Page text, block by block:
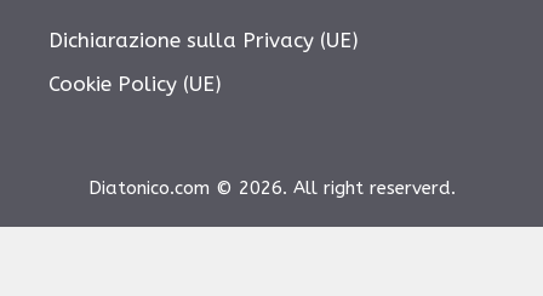
Dichiarazione sulla Privacy (UE)
Cookie Policy (UE)
Diatonico.com © 2026. All right reserverd.